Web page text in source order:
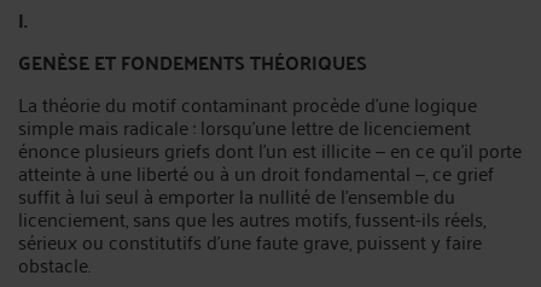
I.
GENÈSE ET FONDEMENTS THÉORIQUES
La théorie du motif contaminant procède d'une logique
simple mais radicale : lorsqu'une lettre de licenciement
énonce plusieurs griefs dont l'un est illicite — en ce qu'il porte
atteinte à une liberté ou à un droit fondamental —, ce grief
suffit à lui seul à emporter la nullité de l'ensemble du
licenciement, sans que les autres motifs, fussent-ils réels,
sérieux ou constitutifs d'une faute grave, puissent y faire
obstacle.